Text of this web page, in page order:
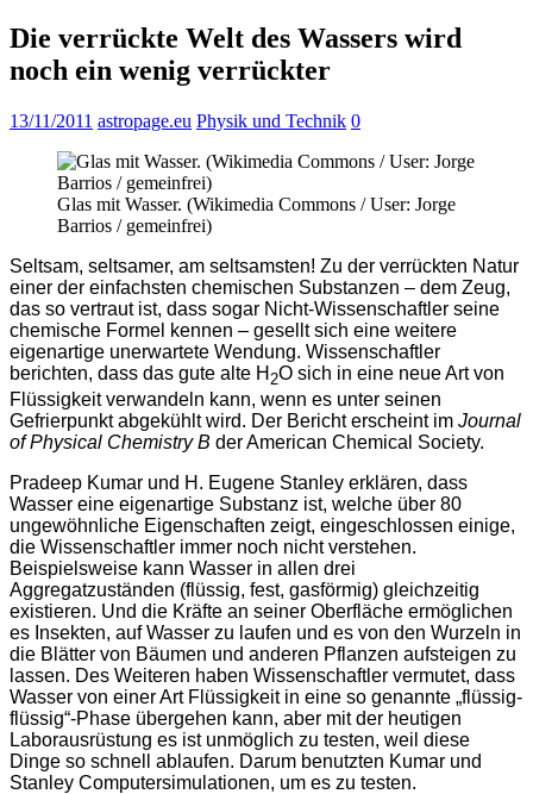
Die verrückte Welt des Wassers wird
noch ein wenig verrückter
13/11/2011 astropage.eu Physik und Technik 0
Glas mit Wasser. (Wikimedia Commons / User: Jorge
Barrios / gemeinfrei)
Seltsam, seltsamer, am seltsamsten! Zu der verrückten Natur
einer der einfachsten chemischen Substanzen – dem Zeug,
das so vertraut ist, dass sogar Nicht-Wissenschaftler seine
chemische Formel kennen – gesellt sich eine weitere
eigenartige unerwartete Wendung. Wissenschaftler
berichten, dass das gute alte H 2O sich in eine neue Art von
Flüssigkeit verwandeln kann, wenn es unter seinen
Gefrierpunkt abgekühlt wird. Der Bericht erscheint im Journal
of Physical Chemistry B der American Chemical Society.
Pradeep Kumar und H. Eugene Stanley erklären, dass
Wasser eine eigenartige Substanz ist, welche über 80
ungewöhnliche Eigenschaften zeigt, eingeschlossen einige,
die Wissenschaftler immer noch nicht verstehen.
Beispielsweise kann Wasser in allen drei
Aggregatzuständen (flüssig, fest, gasförmig) gleichzeitig
existieren. Und die Kräfte an seiner Oberfläche ermöglichen
es Insekten, auf Wasser zu laufen und es von den Wurzeln in
die Blätter von Bäumen und anderen Pflanzen aufsteigen zu
lassen. Des Weiteren haben Wissenschaftler vermutet, dass
Wasser von einer Art Flüssigkeit in eine so genannte „flüssig-
flüssig“-Phase übergehen kann, aber mit der heutigen
Laborausrüstung es ist unmöglich zu testen, weil diese
Dinge so schnell ablaufen. Darum benutzten Kumar und
Stanley Computersimulationen, um es zu testen.